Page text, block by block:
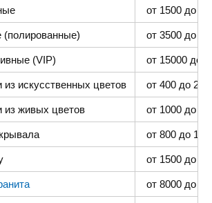
от 1500 до
от 3500 до
(VIP) от 15000 до
из искусственных цветов от 400 до
из живых цветов от 1000 до
от 800 до
от 1500 до
от 8000 до 25